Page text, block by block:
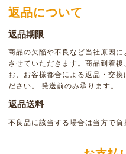
返品について
返品期限
商品の欠陥や不良など当社原因
させていただきます。商品到着
お、お客様都合による返品・交
ださい。 発送前のみ承ります。
返品送料
不良品に該当する場合は当方で負